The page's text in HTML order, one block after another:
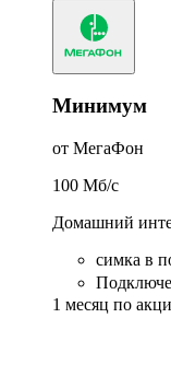
Минимум
от МегаФон
100 Мб/c
Домашний
симка в
1 месяц по